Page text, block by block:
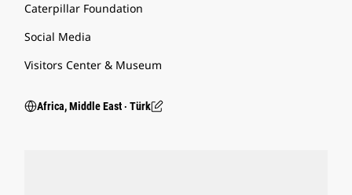
Caterpillar Foundation
Social Media
Visitors Center & Museum
Africa, Middle East ‧ Türk